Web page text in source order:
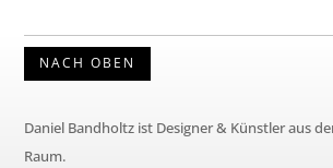
NACH OBEN
Daniel Bandholtz ist Designer & Künstler aus
Raum.